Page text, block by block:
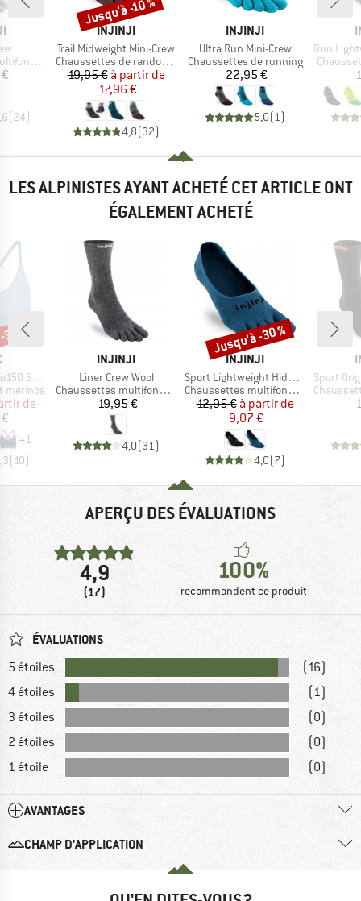
(24)
MARQUE
INJINJI
Article
Trail Midweight Mini-Crew
Product group
Chaussettes de randonnée
Prix
19,95 € Prix réduit
à partir de
17,96 €
4,8(32)
Remise
Jusqu'à -10 %
MARQUE
INJINJI
Article
Ultra Run Mini-Crew
Product group
Chaussettes de running
Prix
22,95 €
5,0( 1)
Article
Run
Product
LES ALPINISTES AYANT ACHETÉ CET ARTICLE ONT
ÉGALEMENT ACHETÉ
Bra
mérinos
réduit
de
+1
(10)
%
MARQUE
INJINJI
Article
Liner Crew Wool
Product group
Chaussettes multifonctions
Prix
19,95 €
4,0(31 )
MARQUE
INJINJI
Article
Sport Lightweight Hidden
Product group
Chaussettes multifonctions
Prix
12,95 € Prix réduit
à partir de
9,07 €
4,0(7)
Remise
Jusqu'à -30 %
Article
Sport
Product
APERÇU DES ÉVALUATIONS
4,9
(17)
100%
recommandent ce produit
ÉVALUATIONS
5 étoiles
(16)
4 étoiles
(1)
3 étoiles
(0)
2 étoiles
(0)
1 étoile
(0)
AVANTAGES
CHAMP D'APPLICATION